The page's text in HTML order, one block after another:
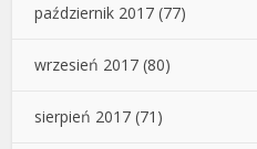
październik 2017 (77)
wrzesień 2017 (80)
sierpień 2017 (71)